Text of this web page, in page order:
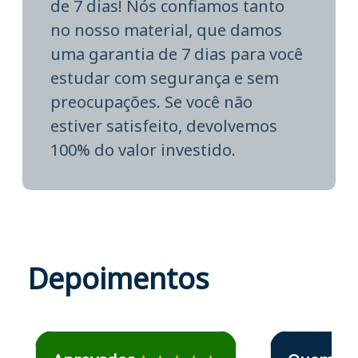
de 7 dias! Nós confiamos tanto
no nosso material, que damos
uma garantia de 7 dias para você
estudar com segurança e sem
preocupações. Se você não
estiver satisfeito, devolvemos
100% do valor investido.
Depoimentos
Estudante José recomenda o Aprova Concursos emEstudante Elais